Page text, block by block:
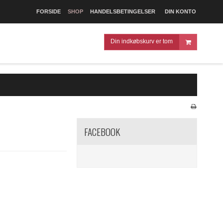
FORSIDE SHOP HANDELSBETINGELSER DIN KONTO
Din indkøbskurv er tom
FACEBOOK